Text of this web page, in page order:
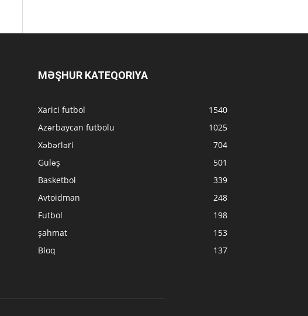
MƏŞHUR KATEQORIYA
Xarici futbol
1540
Azərbaycan futbolu
1025
Xəbərləri
704
Güləş
501
Basketbol
339
Avtoidman
248
Futbol
198
şahmat
153
Bloq
137